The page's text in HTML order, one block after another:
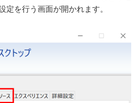
定を行う画面が開かれます。